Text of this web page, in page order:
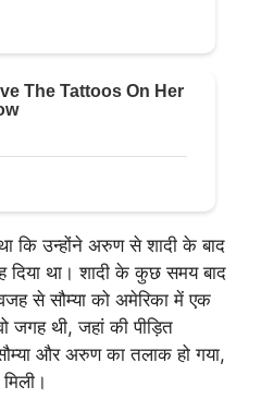
कि उन्होंने अरुण से शादी के बाद
दिया था। शादी के कुछ समय बाद
से सौम्या को अमेरिका में एक
जगह थी, जहां की पीड़ित
और अरुण का तलाक हो गया,